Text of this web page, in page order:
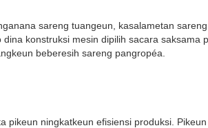
sareng tuangeun, kasalametan
konstruksi mesin dipilih sacara
beberesih sareng pangropéa.
pikeun ningkatkeun efisiensi produksi.